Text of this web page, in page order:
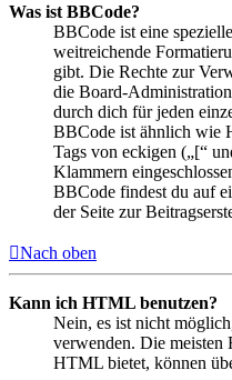
Was ist BBCode?
BBCode ist eine
weitreichende
gibt. Die Rechte zur
die Board-
durch dich für jeden
BBCode ist ähnlich wie
Tags von eckigen („[“
Klammern
BBCode findest du auf
der Seite zur
Nach oben
Kann ich HTML benutzen?
Nein, es ist nicht
verwenden. Die meisten
HTML bietet, können